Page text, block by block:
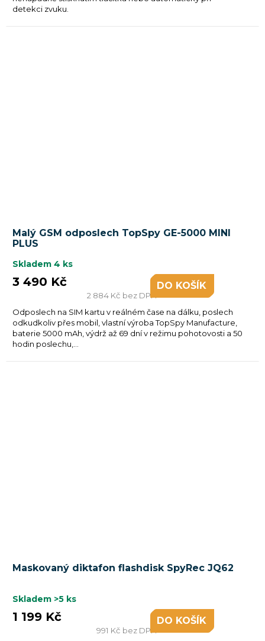
detekci zvuku.
Malý GSM odposlech TopSpy GE-5000 MINI
PLUS
Skladem 4 ks
2 884 Kč bez DPH
3 490 Kč DO KOŠÍKU
Odposlech na SIM kartu v reálném čase na dálku, poslech
odkudkoliv přes mobil, vlastní výroba TopSpy Manufacture,
baterie 5000 mAh, výdrž až 69 dní v režimu pohotovosti a 50
hodin poslechu,...
Maskovaný diktafon flashdisk SpyRec JQ62
Skladem >5 ks
991 Kč bez DPH
1 199 Kč DO KOŠÍKU